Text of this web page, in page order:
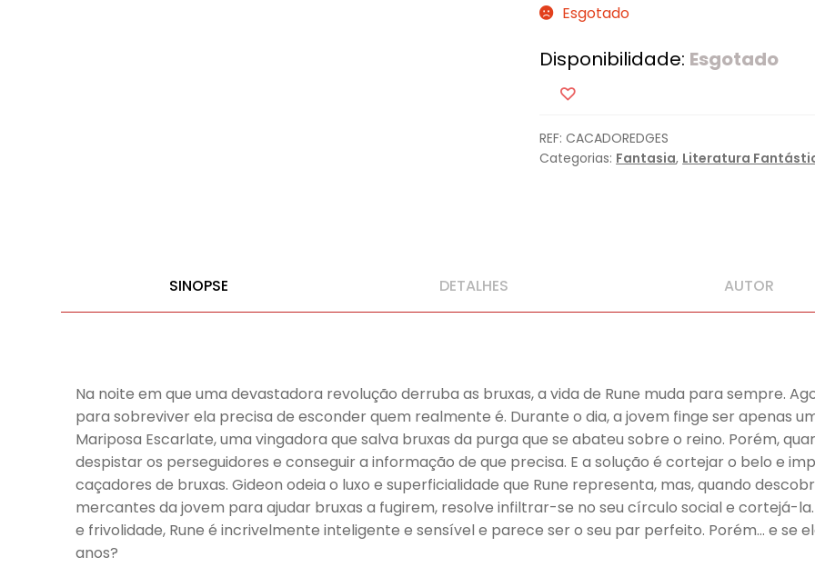
Esgotado
Disponibilidade: Esgotado
REF:CACADOREDGES
Categorias: Fantasia, Literatura
SINOPSE DETALHES AUTOR
Na noite em que uma devastadora revolução derruba as bruxas, a vida de Rune muda para sempre.
para sobreviver ela precisa de esconder quem realmente é. Durante o dia, a jovem finge ser apenas
Mariposa Escarlate, uma vingadora que salva bruxas da purga que se abateu sobre o reino. Porém,
despistar os perseguidores e conseguir a informação de que precisa. E a solução é cortejar o belo e
caçadores de bruxas. Gideon odeia o luxo e superficialidade que Rune representa, mas, quando
mercantes da jovem para ajudar bruxas a fugirem, resolve infiltrar-se no seu círculo social e cortejá-
e frivolidade, Rune é incrivelmente inteligente e sensível e parece ser o seu par perfeito. Porém… e se
anos?